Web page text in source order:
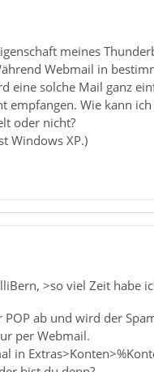
meines
Webmail in
eine solche Mail ganz
empfangen. Wie kann
oder nicht?
Windows XP.)
>so viel Zeit habe
ab und wird der
per Webmail.
in